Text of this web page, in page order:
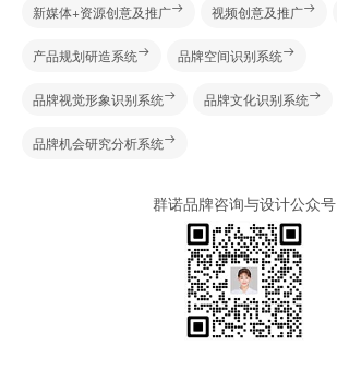
新媒体+资源创意及推广 视频创意及推广
产品规划研造系统 品牌空间识别系统
品牌视觉形象识别系统 品牌文化识别系统
品牌机会研究分析系统
群诺品牌咨询与设计公众号